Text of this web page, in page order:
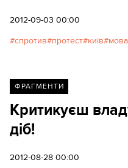
2012-09-03 00:00
спротив протест київ мова
ФРАГМЕНТИ
Критикуєш
діб!
2012-08-28 00:00